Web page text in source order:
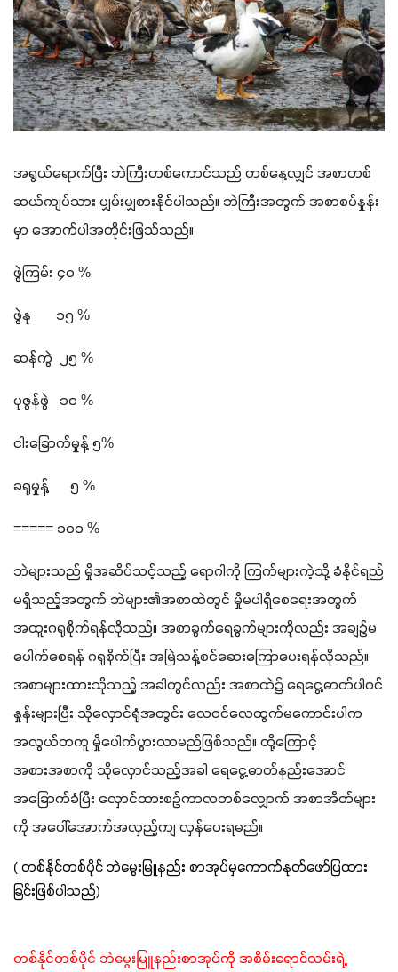
အရွယ်ရောက်ပြီး ဘဲကြီးတစ်ကောင်သည် တစ်နေ့လျှင် အစာတစ်
ဆယ်ကျပ်သား ပျှမ်းမျှစားနိုင်ပါသည်။ ဘဲကြီးအတွက် အစာစပ်နှုန်း
မှာ အောက်ပါအတိုင်းဖြသ်သည်။
ဖွဲကြမ်း ၄၀ %
ဖွဲနု       ၁၅ %
ဆန်ကွဲ  ၂၅ %
ပုဇွန်ဖွဲ   ၁၀ %
ငါးခြောက်မှုန့် ၅%
ခရုမှုန့်      ၅ %
===== ၁၀၀ %
ဘဲများသည် မှိုအဆိပ်သင့်သည့် ရောဂါကို ကြက်များကဲ့သို့ ခံနိုင်ရည်
မရှိသည့်အတွက် ဘဲများ၏အစာထဲတွင် မှိုမပါရှိစေရေးအတွက်
အထူးဂရုစိုက်ရန်လိုသည်။ အစာခွက်ရေခွက်များကိုလည်း အချဉ်မ
ပေါက်စေရန် ဂရုစိုက်ပြီး အမြဲသန့်စင်ဆေးကြောပေးရန်လိုသည်။
အစာများထားသိုသည့် အခါတွင်လည်း အစာထဲ၌ ရေငွေ့ဓာတ်ပါဝင်
နှုန်းများပြီး သိုလှောင်ရုံအတွင်း လေဝင်လေထွက်မကောင်းပါက
အလွယ်တကူ မှိုပေါက်ပွားလာမည်ဖြစ်သည်။ ထို့ကြောင့်
အစားအစာကို သိုလှောင်သည့်အခါ ရေငွေ့ဓာတ်နည်းအောင်
အခြောက်ခံပြီး လှောင်ထားစဉ်ကာလတစ်လျှောက် အစာအိတ်များ
ကို အပေါ်အောက်အလှည့်ကျ လှန်ပေးရမည်။
( တစ်နိုင်တစ်ပိုင် ဘဲမွေးမြူနည်း စာအုပ်မှကောက်နုတ်ဖော်ပြထား
ခြင်းဖြစ်ပါသည်)
တစ်နိုင်တစ်ပိုင် ဘဲမွေးမြူနည်းစာအုပ်ကို အစိမ်းရောင်လမ်းရဲ့